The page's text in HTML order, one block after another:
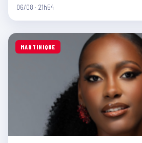
06/08 · 21h54
MARTINIQUE